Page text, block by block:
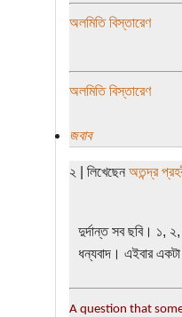
অলমিতি বিস্তারেণ
অলমিতি বিস্তারেণ
জবাব
২ | লিখেছেন অতন্দ্র
দুর্দান্ত সব ছবি। ১,
ধন্যবাদ। এইবার একটা
A question that